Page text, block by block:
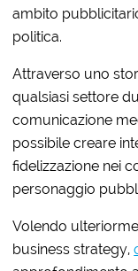
ambito
politica.
Attraverso uno
qualsiasi settore
comunicazione
possibile creare
fidelizzazione nei
personaggio
Volendo
business strategy,